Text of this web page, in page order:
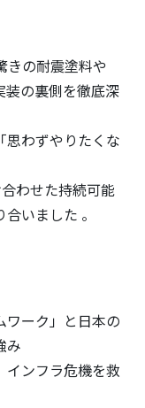
きの耐震塗料や
装の裏側を徹底深
思わずやりたくな
わせた持続可能
いました 。
ワーク」と日本の
み
インフラ危機を救